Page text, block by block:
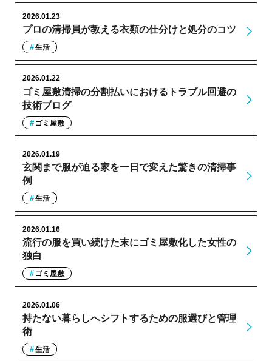
プロの清掃員が教える衣類の仕分けと処分のコツ
2026.01.23
生活
ゴミ屋敷清掃の分割払いにおけるトラブル回避の
技術ブログ
2026.01.22
ゴミ屋敷
玄関まで服が迫る家を一日で変えた驚きの清掃事
例
2026.01.19
生活
流行の服を買い続けた末にゴミ屋敷化した女性の
独白
2026.01.16
ゴミ屋敷
持たない暮らしへシフトするための服選びと管理
術
2026.01.06
生活